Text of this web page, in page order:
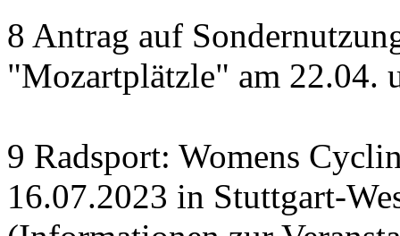
8 Antrag auf
"Mozartplätzle" am 22.04.
9 Radsport: Womens
16.07.2023 in Stuttgart-